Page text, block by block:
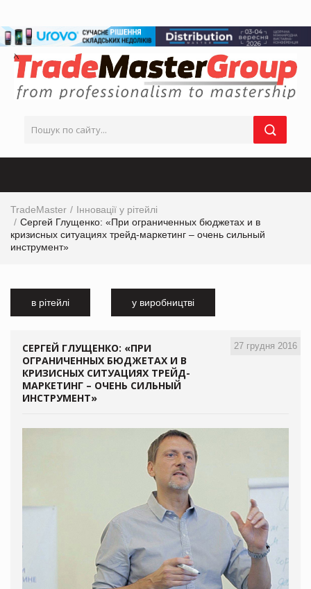
TradeMaster
Інновації у рітейлі
Сергей Глущенко: «При ограниченных бюджетах и в
кризисных ситуациях трейд-маркетинг – очень сильный
инструмент»
в рітейлі у виробництві
27 грудня 2016
СЕРГЕЙ ГЛУЩЕНКО: «ПРИ
ОГРАНИЧЕННЫХ БЮДЖЕТАХ И В
КРИЗИСНЫХ СИТУАЦИЯХ ТРЕЙД-
МАРКЕТИНГ – ОЧЕНЬ СИЛЬНЫЙ
ИНСТРУМЕНТ»